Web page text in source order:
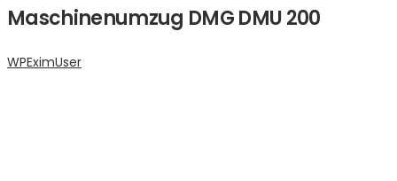
Maschinenumzug DMG DMU 200
WPEximUser